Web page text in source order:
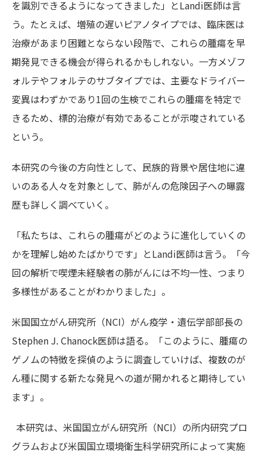
を識別できるようになってきました」とLandi医師は言
う。たとえば、増殖の遅いピアノタイプでは、臨床医は
治療があまり困難とならない段階で、これらの腫瘍を早
期発見できる機会が得られるかもしれない。一方メゾフ
ォルテやフォルテのサブタイプでは、主要なドライバー
変異はわずかであり1回の生検でこれらの腫瘍を特定で
きるため、標的治療が有効であることが示唆されている
という。
本研究の今後の方向性として、民族的背景や居住地に違
いのある人々を対象として、肺がんの危険因子への曝露
歴も詳しく調べていく。
「私たちは、これらの腫瘍がどのように進化していくの
かを理解し始めたばかりです」とLandi医師は言う。「今
回の解析で喫煙未経験者の肺がんには不均一性、つまり
多様性があることがわかりました」。
米国国立がん研究所（NCI）がん疫学・遺伝学部部長の
Stephen J. Chanock医師は語る。「このように、腫瘍の
ゲノムの特徴を探偵のように調査していけば、複数のが
ん種に関する新たな発見への道が開かれると期待してい
ます」。
本研究は、米国国立がん研究所（NCI）の所内研究プロ
グラムおよび米国国立環境衛生科学研究所によって実施